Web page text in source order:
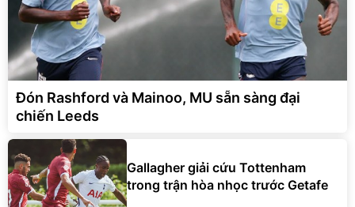
Đón Rashford và Mainoo, MU sẵn sàng đại
chiến Leeds
Gallagher giải cứu Tottenham
trong trận hòa nhọc trước Getafe